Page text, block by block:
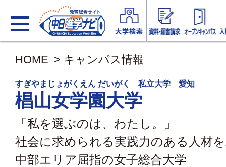
HOME > キャンパス情報
すぎやまじょがくえん だいがく 私立大学 愛知
椙山女学園大学
「私を選ぶのは、わたし。」
社会に求められる実践力のある人材
中部エリア屈指の女子総合大学